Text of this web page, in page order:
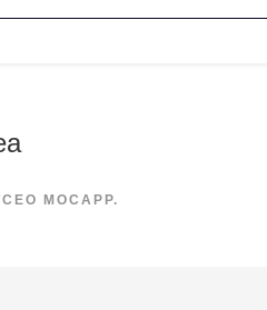
MOCAPP.